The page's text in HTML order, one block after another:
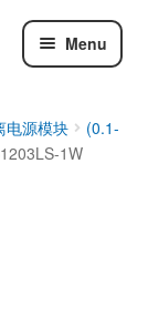
Menu
电源模块
(0.1-
1W